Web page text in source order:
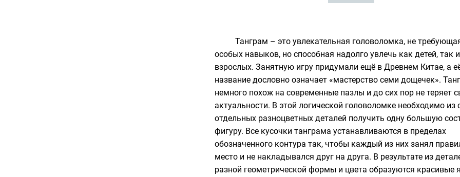
Танграм – это увлекательная головоломка, не
особых навыков, но способная надолго увлечь как детей, так и
взрослых. Занятную игру придумали ещё в Древнем Китае, а
название дословно означает «мастерство семи дощечек».
немного похож на современные пазлы и до сих пор не теряет
актуальности. В этой логической головоломке необходимо из
отдельных разноцветных деталей получить одну большую
фигуру. Все кусочки танграма устанавливаются в пределах
обозначенного контура так, чтобы каждый из них занял
место и не накладывался друг на друга. В результате из
разной геометрической формы и цвета образуются красивые